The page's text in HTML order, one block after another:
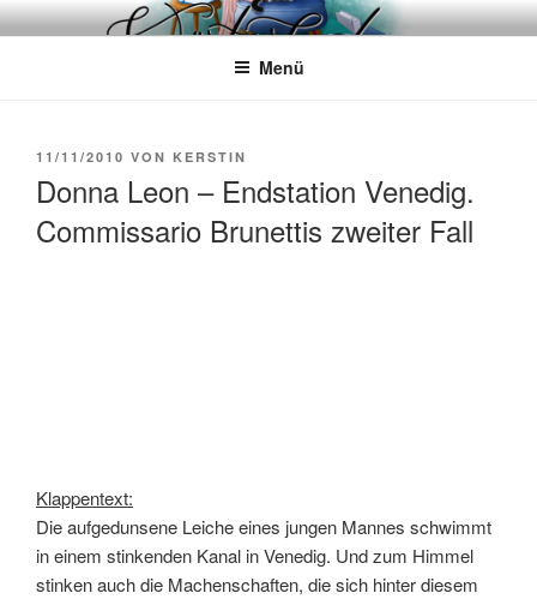
Zum
InhaltWÖRTERKATZE
Von Büchern erzählen
Menü
VERÖFFENTLICHT
11/11/2010 VON KERSTIN
Donna Leon – Endstation Venedig.
Commissario Brunettis zweiter Fall
Klappentext:
Die aufgedunsene Leiche eines jungen Mannes schwimmt
in einem stinkenden Kanal in Venedig. Und zum Himmel
stinken auch die Machenschaften, die sich hinter diesem